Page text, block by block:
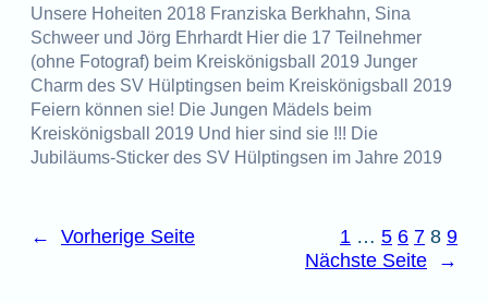
Unsere Hoheiten 2018 Franziska Berkhahn, Sina
Schweer und Jörg Ehrhardt Hier die 17 Teilnehmer
(ohne Fotograf) beim Kreiskönigsball 2019 Junger
Charm des SV Hülptingsen beim Kreiskönigsball 2019
Feiern können sie! Die Jungen Mädels beim
Kreiskönigsball 2019 Und hier sind sie !!! Die
Jubiläums-Sticker des SV Hülptingsen im Jahre 2019
← Vorherige Seite 1 … 5 6 7 8 9
Nächste Seite
→